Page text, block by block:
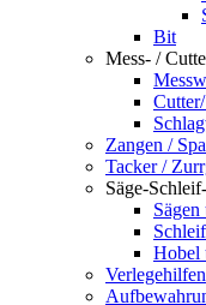
Bit
Mess- /
Zangen /
Tacker /
Säge-
Hobel